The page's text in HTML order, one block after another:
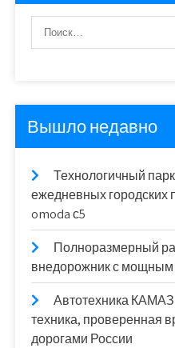
Вышло недавно
Технологичный
ежедневных городских
omoda с5
Полноразмерный
внедорожник с мощным
Автотехника КАМАЗ
техника, проверенная
дорогами России